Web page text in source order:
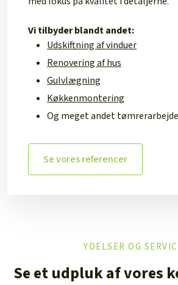
Vi tilbyder blandt andet:
Udskiftning af vinduer
Renovering af hus
Gulvlægning
Køkkenmontering
Og meget andet tømrerarbejde
Se vores referencer
YDELSER OG
Se et udpluk af vores